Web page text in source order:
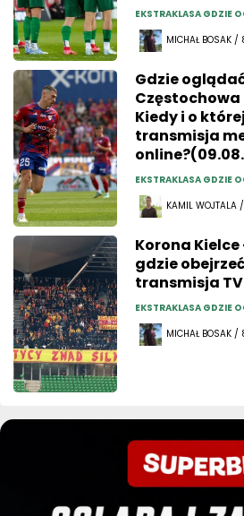
EKSTRAKLASA GDZIE
MICHAŁ BOSAK
Gdzie
Częstochowa
Kiedy i o
transmisja
EKSTRAKLASA GDZIE
KAMIL
Korona
gdzie
transmisja
EKSTRAKLASA GDZIE
MICHAŁ BOSAK /